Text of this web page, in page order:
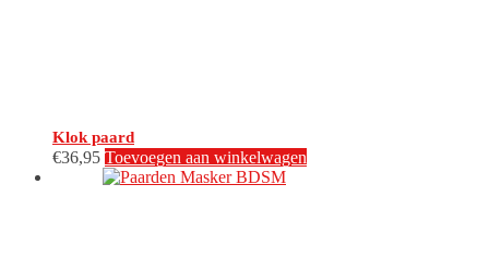
Klok paard
€36,95 Toevoegen aan winkelwagen